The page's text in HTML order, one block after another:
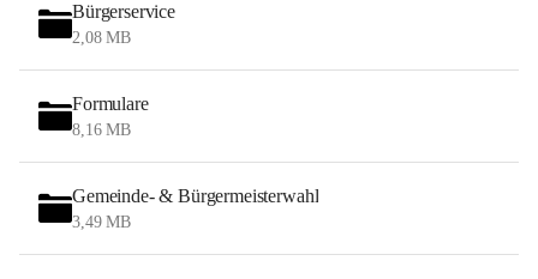
Bürgerservice
2,08 MB
Formulare
8,16 MB
Gemeinde- & Bürgermeisterwahl
3,49 MB